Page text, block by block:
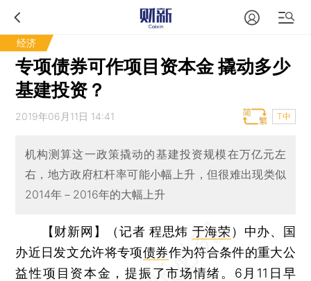
经济
专项债券可作项目资本金 撬动多少
基建投资？
2019年06月11日 14:41 T中
机构测算这一政策撬动的基建投资规模在万亿元左
右，地方政府杠杆率可能小幅上升，但很难出现类似
2014年－2016年的大幅上升
【财新网】（记者 程思炜 于海荣） 中办、国
办近日发文允许将专项债券作为符合条件的重大公
益性项目资本金，提振了市场情绪。6月11日早